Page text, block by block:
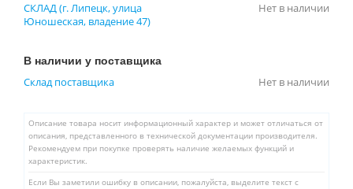
СКЛАД (г. Липецк, улица
Юношеская, владение 47)
Нет в наличии
В наличии у поставщика
Склад поставщика Нет в наличии
Описание товара носит информационный характер и может отличаться от
описания, представленного в технической документации производителя.
Рекомендуем при покупке проверять наличие желаемых функций и
характеристик.
Если Вы заметили ошибку в описании, пожалуйста, выделите текст с